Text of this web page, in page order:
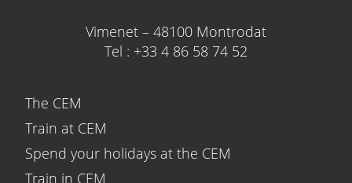
7.
Vimenet – 48100 Montrodat
Tel : +33 4 86 58 74 52
The CEM
Train at CEM
Spend your holidays at the CEM
Train in CEM